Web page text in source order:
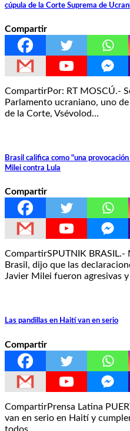
cúpula de la Corte Suprema de
Compartir
CompartirPor: RT MOSCÚ.-
Parlamento ucraniano, uno
de la Corte, Vsévolod…
Brasil califica como "una
Milei contra Lula
Compartir
CompartirSPUTNIK
Brasil, dijo que las
Javier Milei fueron agresivas
Las pandillas en Haití van en serio
Compartir
CompartirPrensa Latina
van en serio en Haití y
todos…